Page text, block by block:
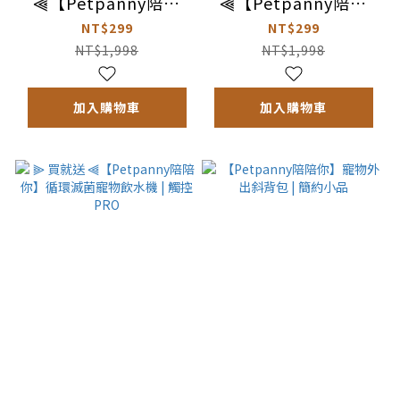
你】寵物循環飲水機
2L | 酪梨
NT$299
NT$1,998
加入購物車
你】寵物循環飲水機
2L | 小鴨
NT$299
NT$1,998
加入購物車